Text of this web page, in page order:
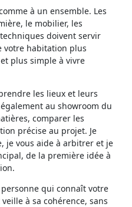
à un ensemble. Les
le mobilier, les
doivent servir
votre habitation plus
plus simple à vivre
les lieux et leurs
au showroom du
comparer les
précise au projet. Je
je vous aide à arbitrer et je
de la première idée à
qui connaît votre
à sa cohérence, sans